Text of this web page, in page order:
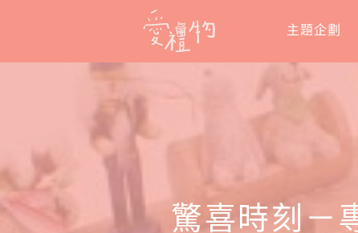
content
主題企劃
驚喜時刻－